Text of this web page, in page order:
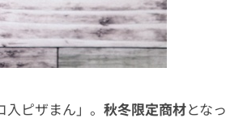
ピザまん」。 秋冬限定商材となっ